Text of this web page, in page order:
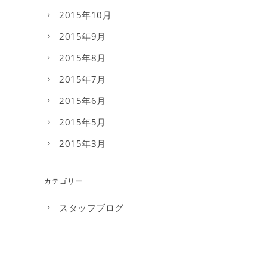
2015年10月
2015年9月
2015年8月
2015年7月
2015年6月
2015年5月
2015年3月
カテゴリー
スタッフブログ